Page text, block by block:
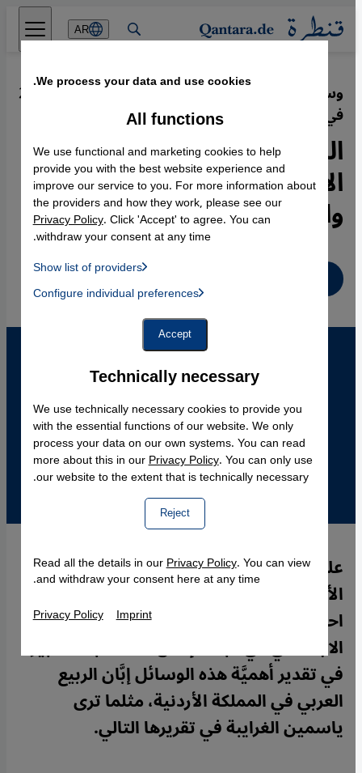
Direkt zum Inhalt springen
AR
وسائل الإعلام الاجتماعية والاحتجاجات
في الأردن :
·
23.08.2012
الربيع الأردني والشبكات
الاجتماعية- ربيع فضائي أم
واقعي؟
على الرغم من أن الشبكات الاجتماعية في
الأردن ما تزال تشكِّل حتى يومنا هذا قاعدة
احتجاجات مهمة ضدّ الاستبداد والظلم
الاجتماعي في البلاد، إلا أن هناك مبالغة كبيرة
في تقدير أهميَّة هذه الوسائل إبَّان الربيع
العربي في المملكة الأردنية، مثلما ترى
ياسمين الغرايبة في تقريرها التالي.
We process your data and use cookies.
Technically necessary
We use technically necessary cookies to provide you
with the essential functions of our website. We only
process your data on our own systems. You can read
more about this in ourPrivacy Policy. You can only use
our website to the extent that is technically necessary.
Reject
All functions
We use functional and marketing cookies to help
provide you with the best website experience and
improve our service to you. For more information about
the providers and how they work, please see our
Privacy Policy. Click 'Accept' to agree. You can
withdraw your consent at any time.
Show list of providers
Instagram Embed, Twitter Embed, Youtube Embed
Facebook Embed / Facebook Connect
Google Maps Embed
Configure individual preferences
Accept
Read all the details in ourPrivacy Policy. You can view
and withdraw your consent here at any time.
Privacy Policy Imprint